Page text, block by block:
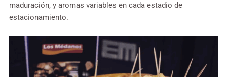
maduración, y aromas variables en cada estadio de
estacionamiento.